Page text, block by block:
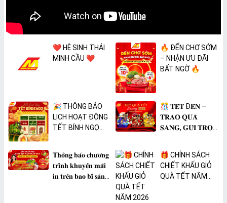
❤️ HỆ SINH THÁI
MINH CẦU ❤️
🔥 ĐẾN CHỢ SỚM
– NHẬN ƯU ĐÃI
BẤT NGỜ 🔥
🎉 THÔNG BÁO
LỊCH HOẠT ĐỘNG
TẾT BÍNH NGỌ
🎊 𝐓𝐄̂́𝐓 Đ𝐄̂́𝐍 –
𝐓𝐑𝐀𝐎 𝐐𝐔𝐀̀
𝐒𝐀𝐍𝐆, 𝐆𝐔̛̉𝐈 𝐓𝐑𝐎̣𝐍
𝐓𝐡𝐨̂𝐧𝐠 𝐛𝐚́𝐨 𝐜𝐡𝐮̛𝐨̛𝐧𝐠
𝐭𝐫𝐢̀𝐧𝐡 𝐤𝐡𝐮𝐲𝐞̂́𝐧 𝐦𝐚̃𝐢
𝐢𝐧 𝐭𝐫𝐞̂𝐧 𝐛𝐚𝐨 𝐛𝐢̀ 𝐬𝐚̉𝐧
🎁 CHÍNH SÁCH
CHIẾT KHẤU GIỎ
QUÀ TẾT NĂM